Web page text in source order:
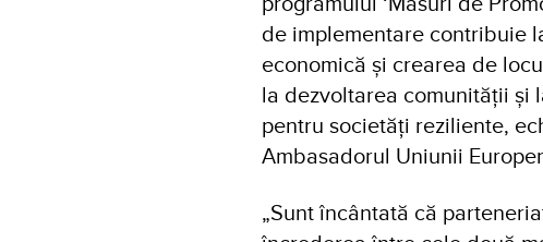
de implementare contribuie
economică și crearea de
la dezvoltarea comunității și
pentru societăți reziliente,
Ambasadorul Uniunii
„Sunt încântată că